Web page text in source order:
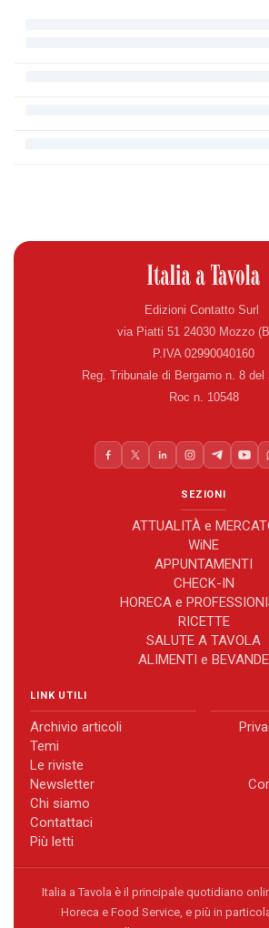
Edizioni Contatto Surl
via Piatti 51 24030 Mozzo
P.IVA 02990040160
Reg. Tribunale di Bergamo n. 8 del
Roc n. 10548
SEZIONI
ATTUALITÀ e
WiNE
APPUNTAMENTI
CHECK-IN
HORECA e
RICETTE
SALUTE A TAVOLA
ALIMENTI e BEVANDE
LINK UTILI
Archivio articoli
Temi
Le riviste
Newsletter
Chi siamo
Contattaci
Più letti
Italia a Tavola è il principale quotidiano
Horeca e Food Service, e più in